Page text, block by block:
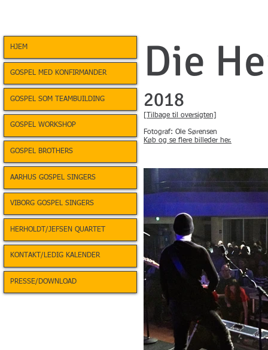
Die
2018
[Tilbage til oversigten]
Fotograf: Ole Sørensen
Køb og se flere billeder her.
HJEM
GOSPEL MED KONFIRMANDER
GOSPEL SOM TEAMBUILDING
GOSPEL WORKSHOP
GOSPEL BROTHERS
AARHUS GOSPEL SINGERS
VIBORG GOSPEL SINGERS
HERHOLDT/JEFSEN QUARTET
KONTAKT/LEDIG KALENDER
PRESSE/DOWNLOAD